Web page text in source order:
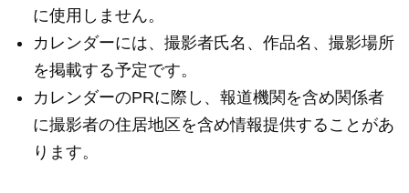
に使用しません。
カレンダーには、撮影者氏名、作品名、撮影場所
を掲載する予定です。
カレンダーのPRに際し、報道機関を含め関係者
に撮影者の住居地区を含め情報提供することがあ
ります。